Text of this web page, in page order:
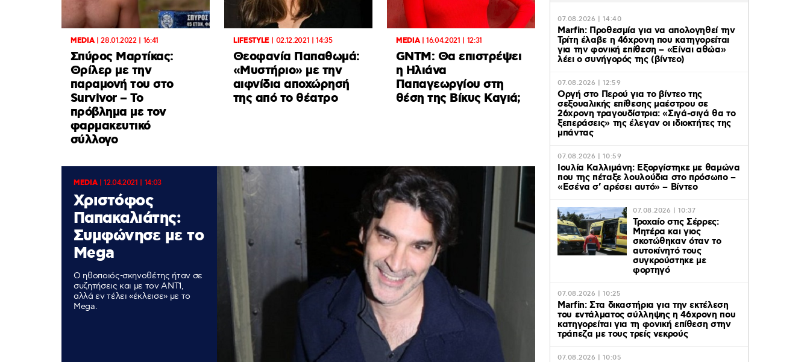
MEDIA|28.01.2022 | 16:41
Σπύρος Μαρτίκας:
Θρίλερ με την
παραμονή του στο
Survivor – Το
πρόβλημα με τον
φαρμακευτικό
σύλλογο
LIFESTYLE| 02.12.2021 | 14:35
Θεοφανία Παπαθωμά:
«Μυστήριο» με την
αιφνίδια αποχώρησή
της από το θέατρο
MEDIA|16.04.2021 | 12:31
GNTM: Θα επιστρέψει
η Ηλιάνα
Παπαγεωργίου στη
θέση της Βίκυς Καγιά;
MEDIA|12.04.2021 | 14:03
Χριστόφος
Παπακαλιάτης:
Συμφώνησε με το
Mega
Ο ηθοποιός-σκηνοθέτης ήταν σε
συζητήσεις και με τον ΑΝΤ1,
αλλά εν τέλει «έκλεισε» με το
Mega.
07.08.2026 | 14:40
Marfin: Προθεσμία για να απολογηθεί την
Τρίτη έλαβε η 46χρονη που κατηγορείται
για την φονική επίθεση – «Είναι αθώα»
λέει ο συνήγορός της (βίντεο)
07.08.2026 | 12:59
Οργή στο Περού για το βίντεο της
σεξουαλικής επίθεσης μαέστρου σε
26χρονη τραγουδίστρια: «Σιγά-σιγά θα το
ξεπεράσεις» της έλεγαν οι ιδιοκτήτες της
μπάντας
07.08.2026 | 10:59
Ιουλία Καλλιμάνη: Εξοργίστηκε με θαμώνα
που της πέταξε λουλούδια στο πρόσωπο –
«Εσένα σ’ αρέσει αυτό» – Βίντεο
07.08.2026 | 10:37
Τροχαίο στις Σέρρες:
Μητέρα και γιος
σκοτώθηκαν όταν το
αυτοκίνητό τους
συγκρούστηκε με
φορτηγό
07.08.2026 | 10:25
Marfin: Στα δικαστήρια για την εκτέλεση
του εντάλματος σύλληψης η 46χρονη που
κατηγορείται για τη φονική επίθεση στην
τράπεζα με τους τρείς νεκρούς
07.08.2026 | 10:05